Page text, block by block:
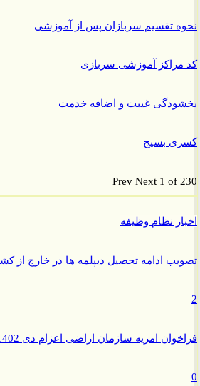
تقسیم سربازان پس از آموزشی
آموزشی سربازی
غیبت و اضافه خدمت
بسیج
PrevNext 1 of
نظام وظیفه
ادامه تحصیل دیپلمه ها در خارج از کشور
امریه سازمان اراضی اعزام دی 1402